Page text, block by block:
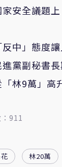
安全議題
中」態度
黨副秘書
林9萬」高
911
林20萬